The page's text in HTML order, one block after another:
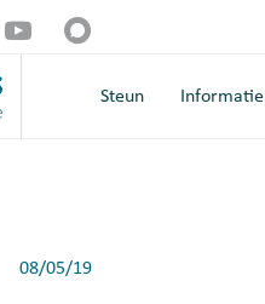
Steun Informatie
08/05/19